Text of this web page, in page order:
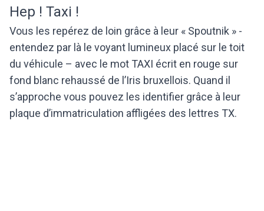
Hep ! Taxi !
Vous les repérez de loin grâce à leur « Spoutnik » -
entendez par là le voyant lumineux placé sur le toit
du véhicule – avec le mot TAXI écrit en rouge sur
fond blanc rehaussé de l’Iris bruxellois. Quand il
s’approche vous pouvez les identifier grâce à leur
plaque d’immatriculation affligées des lettres TX.